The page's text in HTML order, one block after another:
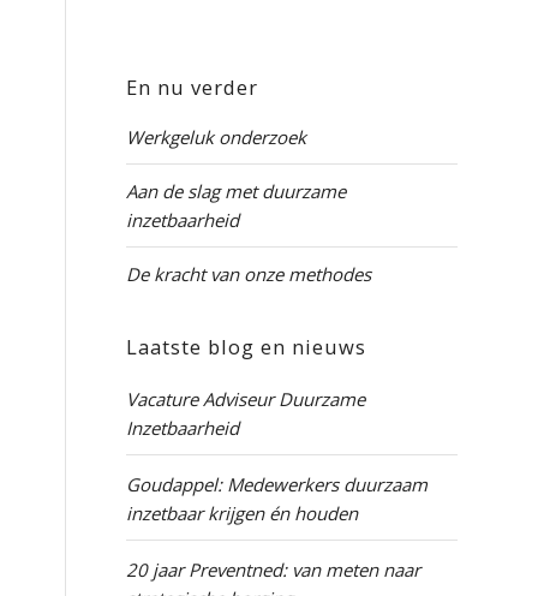
En nu verder
Werkgeluk onderzoek
Aan de slag met duurzame
inzetbaarheid
De kracht van onze methodes
Laatste blog en nieuws
Vacature Adviseur Duurzame
Inzetbaarheid
Goudappel: Medewerkers duurzaam
inzetbaar krijgen én houden
20 jaar Preventned: van meten naar